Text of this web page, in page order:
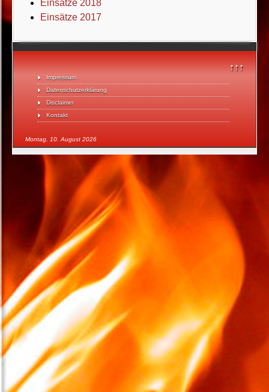
↑↑↑
Impressum
Datenschutzerklärung
Disclaimer
Kontakt
Montag, 10. August 2026
Einsätze 2018
Einsätze 2017